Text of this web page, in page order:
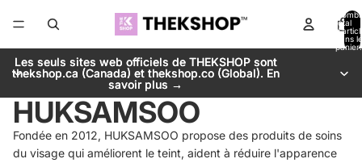
total
dans le
Les seuls sites web officiels de THEKSHOP sont
thekshop.ca (Canada) et thekshop.co (Global). En
savoir plus →
Les seuls sites web officiels de THEKSHOP sont
thekshop.ca (Canada) et thekshop.co (Global). En
savoir plus →
HUKSAMSOO
Fondée en 2012, HUKSAMSOO propose des produits de soins
du visage qui améliorent le teint, aident à réduire l'apparence